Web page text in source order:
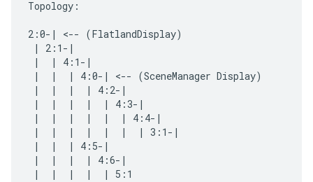
Topology:
2:0-| <-- (FlatlandDisplay)
| 2:1-|
|  | 4:1-|
|  |  | 4:0-| <-- (SceneManager Display)
|  |  |  | 4:2-|
|  |  |  |  | 4:3-|
|  |  |  |  |  | 4:4-|
|  |  |  |  |  |  | 3:1-|
|  |  | 4:5-|
|  |  |  | 4:6-|
|  |  |  |  | 5:1